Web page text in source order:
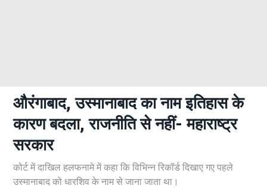
औरंगाबाद, उस्मानाबाद का नाम इतिहास के
कारण बदला, राजनीति से नहीं- महाराष्ट्र
सरकार
कोर्ट में दाखिल हलफनामे में कहा कि विभिन्न रिकॉर्ड दिखाए गए पहले
उस्मानाबाद को धारशिव के नाम से जाना जाता था।